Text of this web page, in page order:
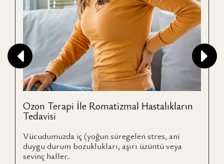
Ozon Terapi İle Romatizmal Hastalıkların
Tedavisi
Vücudumuzda iç (yoğun süregelen stres, ani
duygu durum bozuklukları, aşırı üzüntü veya
sevinç haller..